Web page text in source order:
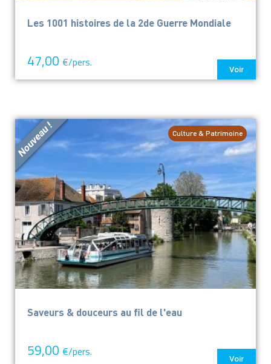
Les 1001 histoires de la 2de Guerre Mondiale
47,00 €/pers.
Voir
Saveurs & douceurs au fil de l'eau
59,00 €/pers.
Voir
Culture & Patrimoine